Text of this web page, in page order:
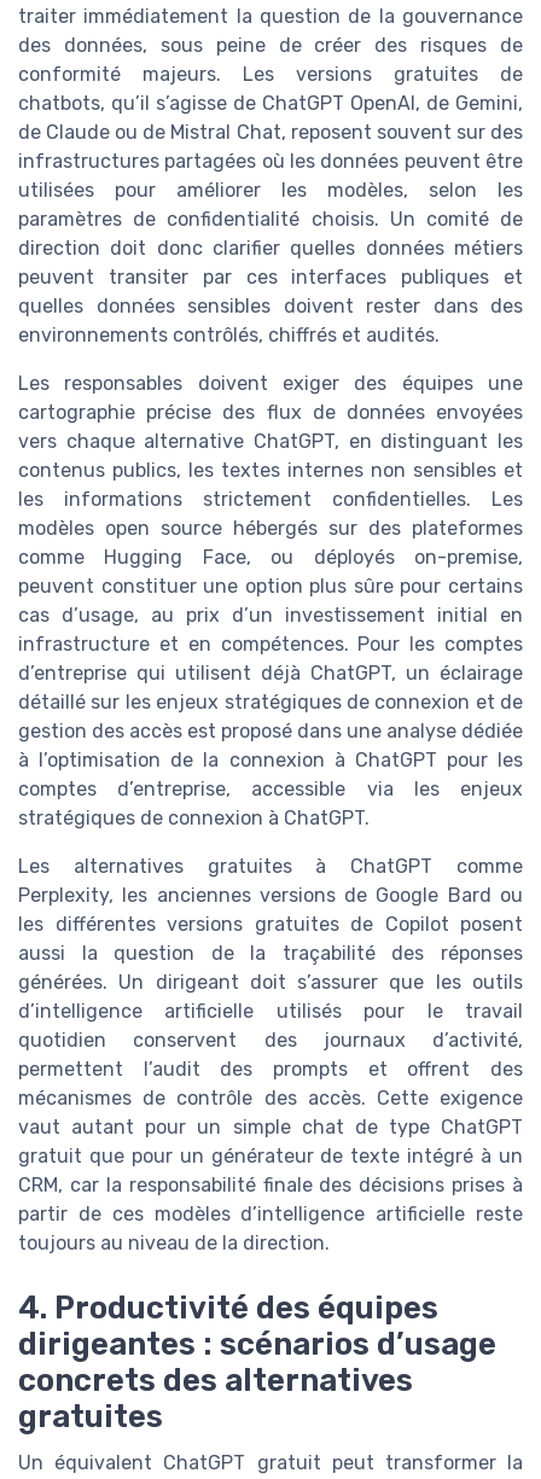
traiter immédiatement la question de la gouvernance
des données, sous peine de créer des risques de
conformité majeurs. Les versions gratuites de
chatbots, qu’il s’agisse de ChatGPT OpenAI, de Gemini,
de Claude ou de Mistral Chat, reposent souvent sur des
infrastructures partagées où les données peuvent être
utilisées pour améliorer les modèles, selon les
paramètres de confidentialité choisis. Un comité de
direction doit donc clarifier quelles données métiers
peuvent transiter par ces interfaces publiques et
quelles données sensibles doivent rester dans des
environnements contrôlés, chiffrés et audités.
Les responsables doivent exiger des équipes une
cartographie précise des flux de données envoyées
vers chaque alternative ChatGPT, en distinguant les
contenus publics, les textes internes non sensibles et
les informations strictement confidentielles. Les
modèles open source hébergés sur des plateformes
comme Hugging Face, ou déployés on-premise,
peuvent constituer une option plus sûre pour certains
cas d’usage, au prix d’un investissement initial en
infrastructure et en compétences. Pour les comptes
d’entreprise qui utilisent déjà ChatGPT, un éclairage
détaillé sur les enjeux stratégiques de connexion et de
gestion des accès est proposé dans une analyse dédiée
à l’optimisation de la connexion à ChatGPT pour les
comptes d’entreprise, accessible via les enjeux
stratégiques de connexion à ChatGPT.
Les alternatives gratuites à ChatGPT comme
Perplexity, les anciennes versions de Google Bard ou
les différentes versions gratuites de Copilot posent
aussi la question de la traçabilité des réponses
générées. Un dirigeant doit s’assurer que les outils
d’intelligence artificielle utilisés pour le travail
quotidien conservent des journaux d’activité,
permettent l’audit des prompts et offrent des
mécanismes de contrôle des accès. Cette exigence
vaut autant pour un simple chat de type ChatGPT
gratuit que pour un générateur de texte intégré à un
CRM, car la responsabilité finale des décisions prises à
partir de ces modèles d’intelligence artificielle reste
toujours au niveau de la direction.
4. Productivité des équipes
dirigeantes : scénarios d’usage
concrets des alternatives
gratuites
Un équivalent ChatGPT gratuit peut transformer la